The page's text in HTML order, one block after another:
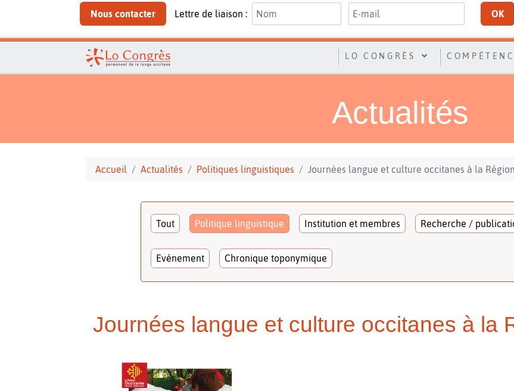
Nous contacter Lettre de liaison : OK
LO CONGRÈS
Actualités
Accueil Actualités Politiques linguistiques Journées langue et culture occitanes à la
Tout Politique linguistique Institution et membres Recherche /
Evénement Chronique toponymique
Journées langue et culture occitanes à la